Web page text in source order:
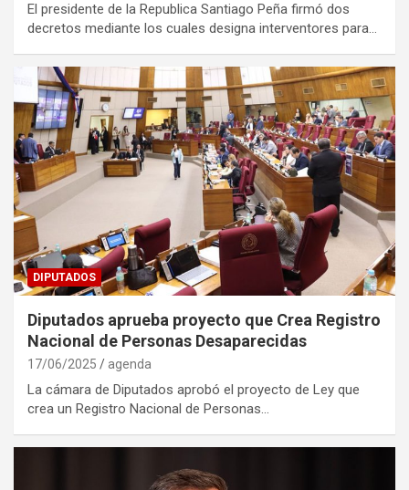
El presidente de la Republica Santiago Peña firmó dos
decretos mediante los cuales designa interventores para…
DIPUTADOS
Diputados aprueba proyecto que Crea Registro
Nacional de Personas Desaparecidas
17/06/2025 agenda
La cámara de Diputados aprobó el proyecto de Ley que
crea un Registro Nacional de Personas…